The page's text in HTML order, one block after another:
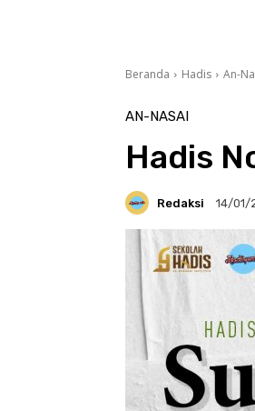
Beranda Hadis An-
AN-NASAI
Hadis
Redaksi 14/01/